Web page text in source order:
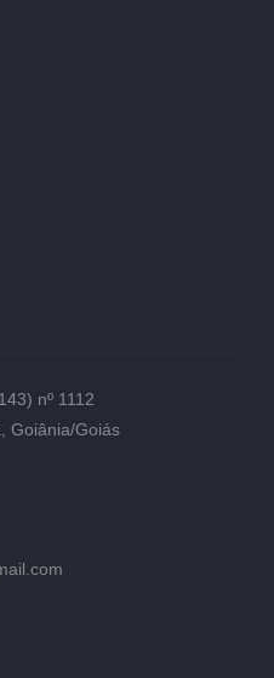
nº 1112
Goiânia/Goiás